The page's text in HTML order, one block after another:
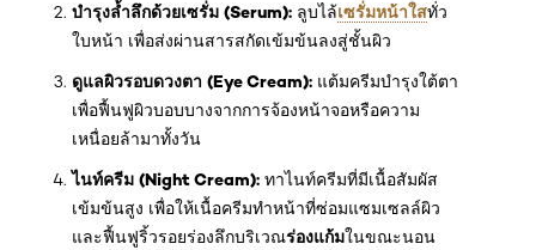
บำรุงล้ำลึกด้วยเซรั่ม (Serum): ลูบไล้เซรั่มหน้าใสทั่ว
ใบหน้า เพื่อส่งผ่านสารสกัดเข้มข้นลงสู่ชั้นผิว
ดูแลผิวรอบดวงตา (Eye Cream): แต้มครีมบำรุงใต้ตา
เพื่อฟื้นฟูผิวบอบบางจากการจ้องหน้าจอหรือความ
เหนื่อยล้ามาทั้งวัน
ไนท์ครีม (Night Cream): ทาไนท์ครีมที่มีเนื้อสัมผัส
เข้มข้นสูง เพื่อให้เนื้อครีมทำหน้าที่ซ่อมแซมเซลล์ผิว
และฟื้นฟูริ้วรอยร่องลึกบริเวณร่องแก้มในขณะนอน